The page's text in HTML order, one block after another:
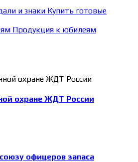
Купить готовые
Продукция к юбилеям
охране ЖДТ России
офицеров запаса